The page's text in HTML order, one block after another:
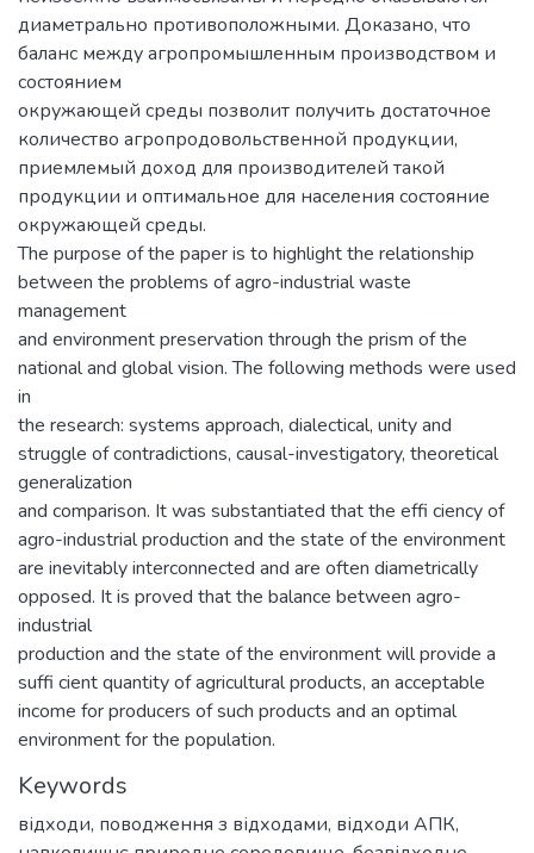
диаметрально противоположными. Доказано, что
баланс между агропромышленным производством и
состоянием
окружающей среды позволит получить достаточное
количество агропродовольственной продукции,
приемлемый доход для производителей такой
продукции и оптимальное для населения состояние
окружающей среды.
The purpose of the paper is to highlight the relationship
between the problems of agro-industrial waste
management
and environment preservation through the prism of the
national and global vision. The following methods were used
in
the research: systems approach, dialectical, unity and
struggle of contradictions, causal-investigatory, theoretical
generalization
and comparison. It was substantiated that the effi ciency of
agro-industrial production and the state of the environment
are inevitably interconnected and are often diametrically
opposed. It is proved that the balance between agro-
industrial
production and the state of the environment will provide a
suffi cient quantity of agricultural products, an acceptable
income for producers of such products and an optimal
environment for the population.
Keywords
відходи, поводження з відходами, відходи АПК,